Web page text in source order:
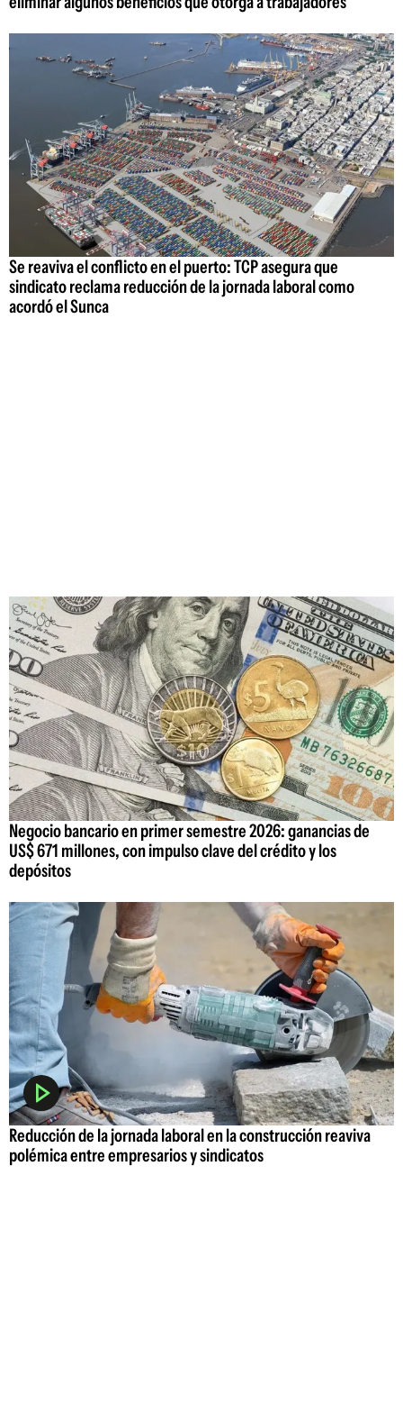
Se reaviva el conflicto en el puerto: TCP asegura que
sindicato reclama reducción de la jornada laboral como
acordó el Sunca
Negocio bancario en primer semestre 2026: ganancias de
US$ 671 millones, con impulso clave del crédito y los
depósitos
Reducción de la jornada laboral en la construcción reaviva
polémica entre empresarios y sindicatos